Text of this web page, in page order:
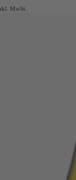
MwSt.